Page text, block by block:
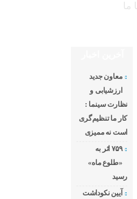
ما
معاون جدید
ارزشیابی و
نظارت سینما :
کار ما تنظیم‌گری
است نه ممیزی
۷۵۹ اثر به
«طلوع ماه»
رسید
آیین نکوداشت